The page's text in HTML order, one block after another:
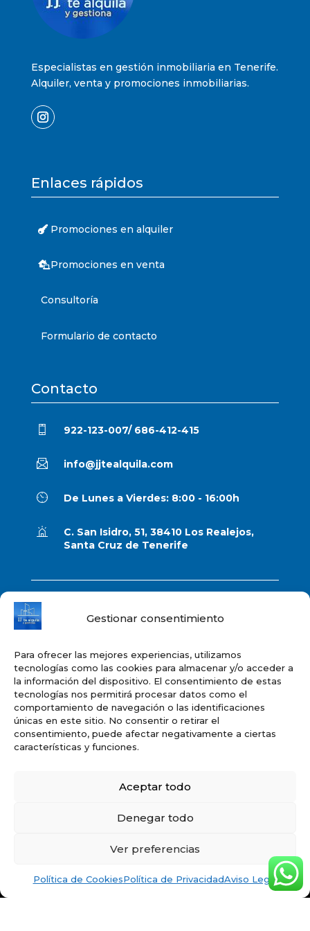
Gestionar consentimiento
Para ofrecer las mejores experiencias, utilizamos
tecnologías como las cookies para almacenar y/o acceder a
la información del dispositivo. El consentimiento de estas
tecnologías nos permitirá procesar datos como el
comportamiento de navegación o las identificaciones
únicas en este sitio. No consentir o retirar el
consentimiento, puede afectar negativamente a ciertas
características y funciones.
Aceptar todo
Denegar todo
Ver preferencias
Política de CookiesPolítica de PrivacidadAviso Legal
Especialistas en gestión inmobiliaria en Tenerife.
Alquiler, venta y promociones inmobiliarias.
Enlaces rápidos
Promociones en alquiler
Promociones en venta
Consultoría
Formulario de contacto
Contacto
922-123-007/ 686-412-415
info@jjtealquila.com
De Lunes a Vierdes: 8:00 - 16:00h
C. San Isidro, 51, 38410 Los Realejos,
Santa Cruz de Tenerife
Aviso legal
Política de privacidad
Política de cookies
Mapa del sitio
Copyright © 2026 JJTEALQUILA Y GESTIONA SL